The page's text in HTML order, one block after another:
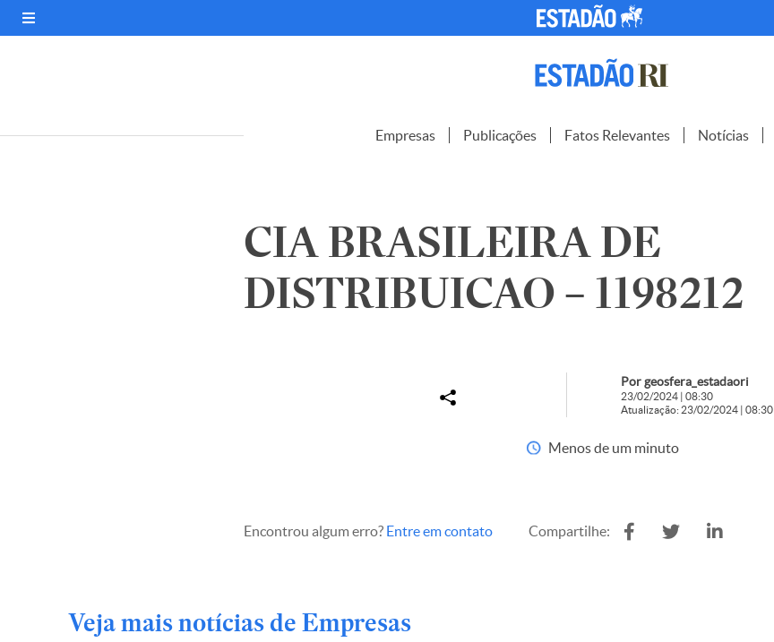
Empresas Publicações Fatos Relevantes Notícias
CIA BRASILEIRA DE
DISTRIBUICAO – 1198212
Por geosfera_estadaori
23/02/2024 | 08:30
Atualização: 23/02/2024 | 08:30
Menos de um minuto
Encontrou algum erro? Entre em contato Compartilhe:
Veja mais notícias de Empresas